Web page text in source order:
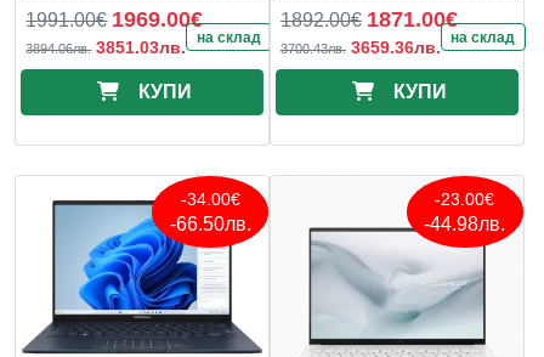
1991.00€ 1969.00€
3894.06лв. 3851.03лв. на склад
КУПИ
1892.00€ 1871.00€
3700.43лв. 3659.36лв. на склад
КУПИ
-34.00€
-66.50лв.
-23.00€
-44.98лв.